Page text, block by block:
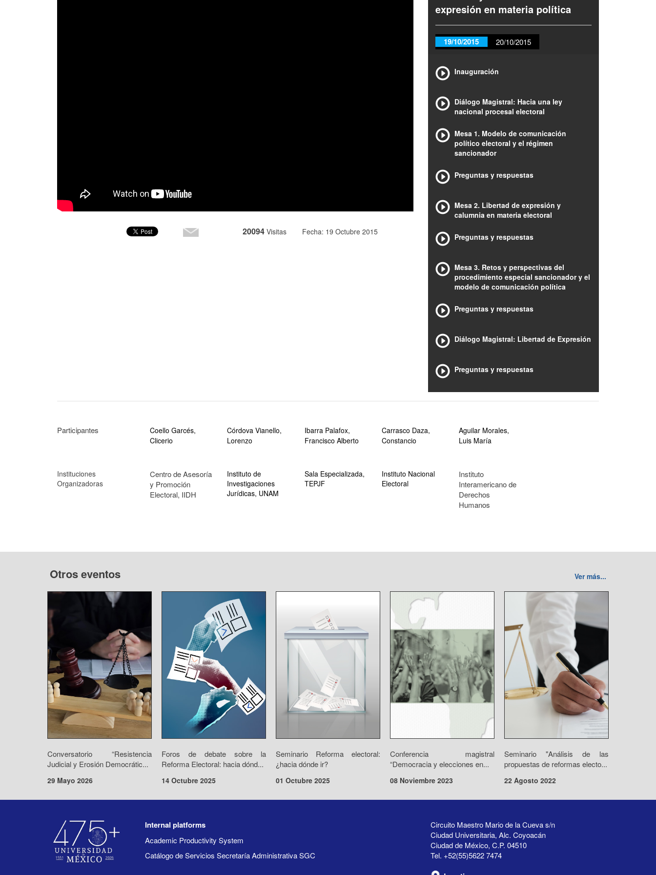
20094 Visitas Fecha: 19 Octubre 2015
expresión en materia política
19/10/2015 20/10/2015
Inauguración
Diálogo Magistral: Hacia una ley
nacional procesal electoral
Mesa 1. Modelo de comunicación
político electoral y el régimen
sancionador
Preguntas y respuestas
Mesa 2. Libertad de expresión y
calumnia en materia electoral
Preguntas y respuestas
Mesa 3. Retos y perspectivas del
procedimiento especial sancionador y el
modelo de comunicación política
Preguntas y respuestas
Diálogo Magistral: Libertad de Expresión
Preguntas y respuestas
Participantes
Coello Garcés,
Clicerio
Córdova Vianello,
Lorenzo
Ibarra Palafox,
Francisco Alberto
Carrasco Daza,
Constancio
Aguilar Morales,
Luis María
Instituciones
Organizadoras
Centro de Asesoría
y Promoción
Electoral, IIDH
Instituto de
Investigaciones
Jurídicas, UNAM
Sala Especializada,
TEPJF
Instituto Nacional
Electoral
Instituto
Interamericano de
Derechos
Humanos
Otros eventos Ver más...
Conversatorio “Resistencia
Judicial y Erosión Democrátic...
29 Mayo 2026
Foros de debate sobre la
Reforma Electoral: hacia dónd...
14 Octubre 2025
Seminario Reforma electoral:
¿hacia dónde ir?
01 Octubre 2025
Conferencia magistral
“Democracia y elecciones en...
08 Noviembre 2023
Seminario "Análisis de las
propuestas de reformas electo...
22 Agosto 2022
Circuito Maestro Mario de la Cueva s/n
Ciudad Universitaria, Alc. Coyoacán
Ciudad de México, C.P. 04510
Tel. +52(55)5622 7474
Internal platforms
Academic Productivity System
Catálogo de Servicios Secretaría Administrativa SGC